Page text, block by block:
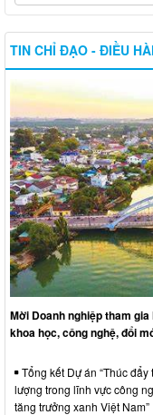
TIN CHỈ ĐẠO - ĐIỀU
Mời Doanh nghiệp tham
khoa học, công nghệ, đổi
Tổng kết Dự án “Thúc
lượng trong lĩnh vực công
tăng trưởng xanh Việt Nam”